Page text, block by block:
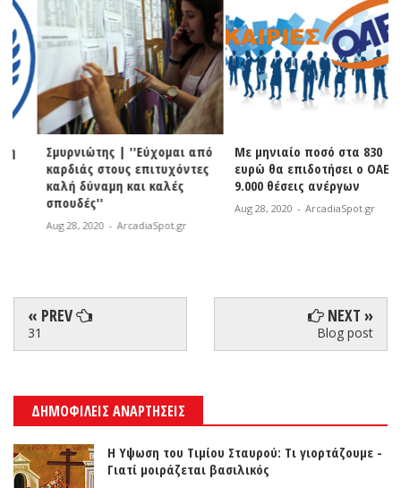
Σμυρνιώτης | ''Εύχομαι από
καρδιάς στους επιτυχόντες
καλή δύναμη και καλές
σπουδές''
Aug 28, 2020 - ArcadiaSpot.gr
Με μηνιαίο ποσό στα 830
ευρώ θα επιδοτήσει ο ΟΑΕΔ
9.000 θέσεις ανέργων
Aug 28, 2020 - ArcadiaSpot.gr
« PREV
31
NEXT »
Blog post
ΔΗΜΟΦΙΛΕΙΣ ΑΝΑΡΤΗΣΕΙΣ
Η Υψωση του Τιμίου Σταυρού: Τι γιορτάζουμε -
Γιατί μοιράζεται βασιλικός